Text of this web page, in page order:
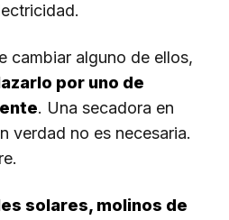
cambiar alguno de ellos,
por uno de
. Una secadora en
verdad no es necesaria.
solares, molinos de